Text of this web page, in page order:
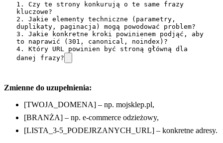
1. Czy te strony konkurują o te same frazy
kluczowe?
2. Jakie elementy techniczne (parametry,
duplikaty, paginacja) mogą powodować problem?
3. Jakie konkretne kroki powinienem podjąć, aby
to naprawić (301, canonical, noindex)?
4. Który URL powinien być stroną główną dla
danej frazy?
Zmienne do uzupełnienia:
[TWOJA_DOMENA] – np. mojsklep.pl,
[BRANŻA] – np. e-commerce odzieżowy,
[LISTA_3-5_PODEJRZANYCH_URL] – konkretne adresy.